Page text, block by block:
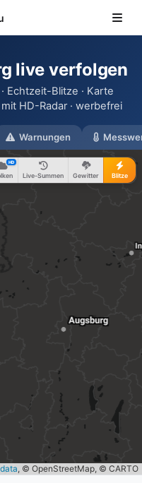
live verfolgen
Echtzeit-Blitze · Karte
HD-Radar · werbefrei
Warnungen
HD
Live-Summen Gewitter Blitze
, © OpenStreetMap, © CARTO